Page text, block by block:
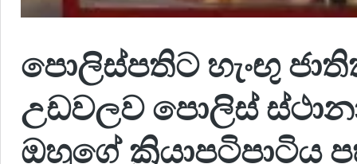
පොලිස්පතිට හැංඟු
උඩවලව පොලිස්
ඔහුගේ